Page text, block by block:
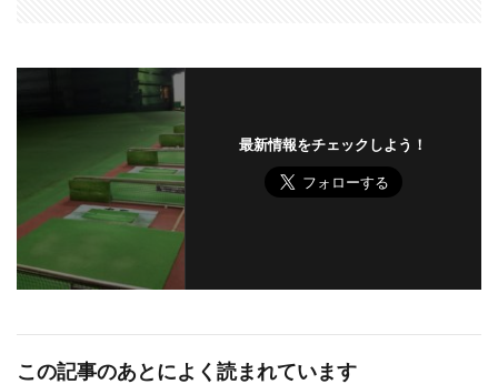
最新情報をチェックしよう！
この記事のあとによく読まれています